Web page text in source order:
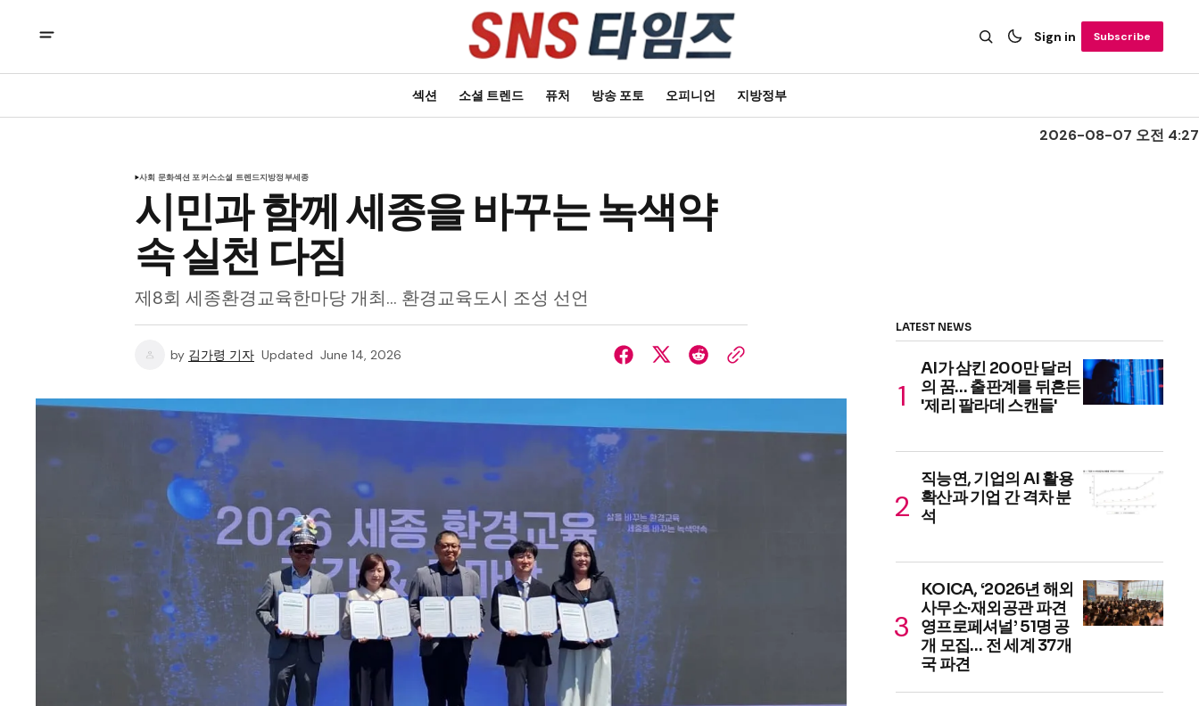
Sign in Subscribe
섹션 소셜 트렌드 퓨처 방송 포토 오피니언 지방정부
2026-08-07 오전 4:27
사회 문화섹션 포커스소셜 트렌드지방정부세종
시민과 함께 세종을 바꾸는 녹색약
속 실천 다짐
제8회 세종환경교육한마당 개최… 환경교육도시 조성 선언
by 김가령 기자 Updated June 14, 2026
LATEST NEWS
AI가 삼킨 200만 달러
의 꿈… 출판계를 뒤흔든
'제리 팔라데 스캔들'
직능연, 기업의 AI 활용
확산과 기업 간 격차 분
석
KOICA, ‘2026년 해외
사무소·재외공관 파견
영프로페셔널’ 51명 공
개 모집… 전 세계 37개
국 파견